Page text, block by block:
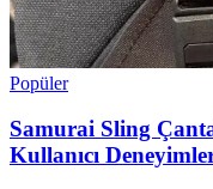
Popüler
Samurai Sling
Kullanıcı